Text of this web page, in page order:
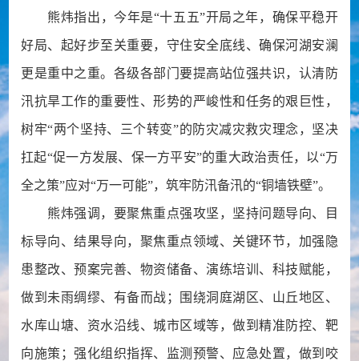
熊炜指出，今年是“十五五”开局之年，确保平稳开
好局、起好步至关重要，守住安全底线、确保河湖安澜
更是重中之重。各级各部门要提高站位强共识，认清防
汛抗旱工作的重要性、形势的严峻性和任务的艰巨性，
树牢“两个坚持、三个转变”的防灾减灾救灾理念，坚决
扛起“促一方发展、保一方平安”的重大政治责任，以“万
全之策”应对“万一可能”，筑牢防汛备汛的“铜墙铁壁”。
熊炜强调，要聚焦重点强攻坚，坚持问题导向、目
标导向、结果导向，聚焦重点领域、关键环节，加强隐
患整改、预案完善、物资储备、演练培训、科技赋能，
做到未雨绸缪、有备而战；围绕洞庭湖区、山丘地区、
水库山塘、资水沿线、城市区域等，做到精准防控、靶
向施策；强化组织指挥、监测预警、应急处置，做到咬